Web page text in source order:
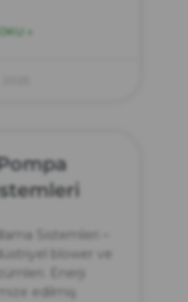
»
Sistemleri –
blower ve
Enerji
edilmiş